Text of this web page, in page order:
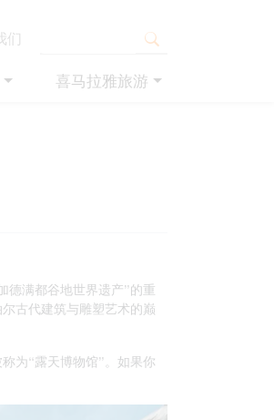
们
喜马拉雅旅游
德满都谷地世界遗产”的重
古代建筑与雕塑艺术的巅
为“露天博物馆”。如果你